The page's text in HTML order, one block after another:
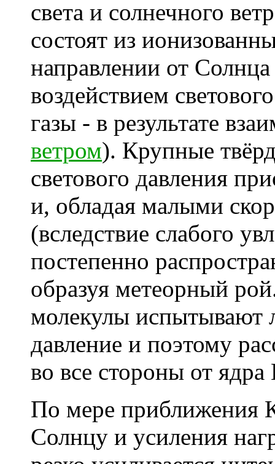
света и солнечного
состоят из
направлении от
воздействием
газы - в результате
ветром). Крупные
светового давления
и, обладая малыми
(вследствие слабого
постепенно
образуя метеорный
молекулы испытывают
давление и поэтому
во все стороны от ядра
По мере приближения
Солнцу и усиления